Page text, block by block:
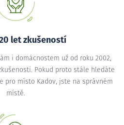
let zkušeností
i domácnostem už od roku 2002,
Pokud proto stále hledáte
pro místo Kadov, jste na správném
místě.